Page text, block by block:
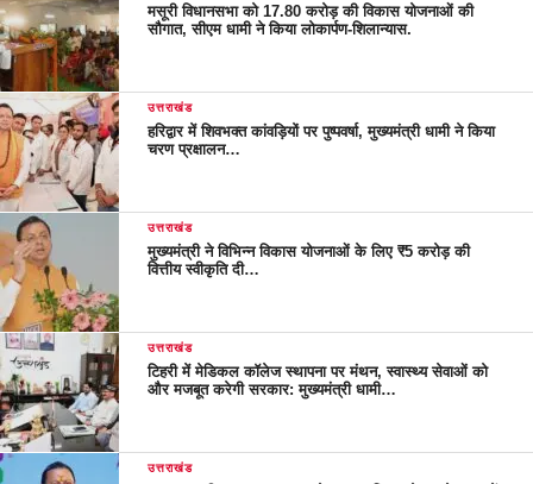
मसूरी विधानसभा को 17.80 करोड़ की विकास योजनाओं की
सौगात, सीएम धामी ने किया लोकार्पण-शिलान्यास.
उत्तराखंड
हरिद्वार में शिवभक्त कांवड़ियों पर पुष्पवर्षा, मुख्यमंत्री धामी ने किया
चरण प्रक्षालन…
उत्तराखंड
मुख्यमंत्री ने विभिन्न विकास योजनाओं के लिए ₹5 करोड़ की
वित्तीय स्वीकृति दी…
उत्तराखंड
टिहरी में मेडिकल कॉलेज स्थापना पर मंथन, स्वास्थ्य सेवाओं को
और मजबूत करेगी सरकार: मुख्यमंत्री धामी…
उत्तराखंड